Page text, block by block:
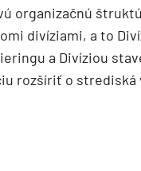
organizačnú
divíziami, a to
a Divíziou
rozšíriť o strediská